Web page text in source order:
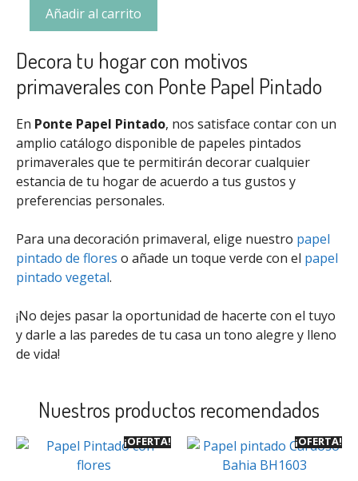
Añadir al carrito
Decora tu hogar con motivos
primaverales con Ponte Papel Pintado
En Ponte Papel Pintado, nos satisface contar con un
amplio catálogo disponible de papeles pintados
primaverales que te permitirán decorar cualquier
estancia de tu hogar de acuerdo a tus gustos y
preferencias personales.
Para una decoración primaveral, elige nuestro papel
pintado de flores o añade un toque verde con el papel
pintado vegetal.
¡No dejes pasar la oportunidad de hacerte con el tuyo
y darle a las paredes de tu casa un tono alegre y lleno
de vida!
Nuestros productos recomendados
¡OFERTA! ¡OFERTA!